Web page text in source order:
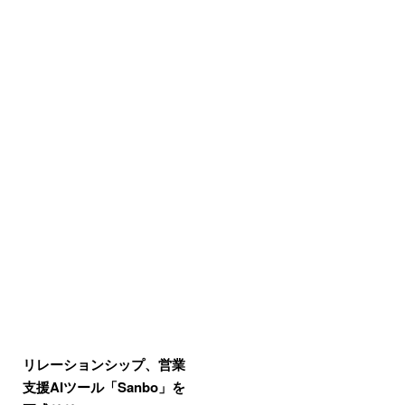
リレーションシップ、営業
支援AIツール「Sanbo」を